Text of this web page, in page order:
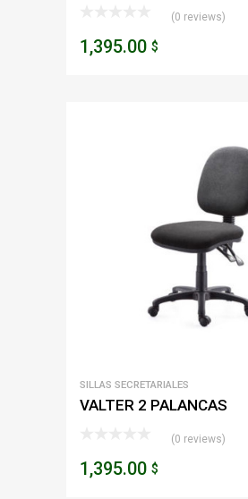
(0 reviews)
1,395.00 $
SILLAS SECRETARIALES
VALTER 2 PALANCAS
(0 reviews)
1,395.00 $